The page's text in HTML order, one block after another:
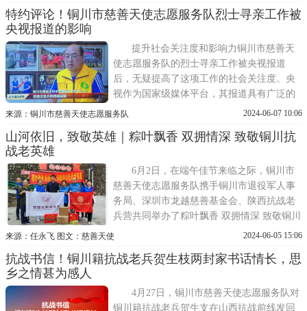
在向铜川市的幸存抗战老兵郜文秀、王忠、
怀。活动中，铜川市慈
特约评论！铜川市慈善天使志愿服务队烈士寻亲工作被
央视报道的影响
提升社会关注度和影响力铜川市慈善天
使志愿服务队的烈士寻亲工作被央视报道
后，无疑提高了这项工作的社会关注度。央
视作为国家级媒体平台，其报道具有广泛的
影响力，能够迅速将这项公益行动推向大众
的认识和支持，也为志愿团队带来了更多的
项重要的公益活动中来。
来源：铜川市慈善天使志愿服务队 2024-06-07 10:06
山河依旧，致敬英雄｜粽叶飘香 双拥情深 致敬铜川抗
战老英雄
6月2日，在端午佳节来临之际，铜川市
慈善天使志愿服务队携手铜川市退役军人事
务局、深圳市龙越慈善基金会、陕西抗战老
兵营共同举办了粽叶飘香 双拥情深 致敬铜川
抗战老英雄端午节主题慰问活动。此次活动
敬意和节日的祝福，将关爱送到每一位抗战
城，一直以来都高度重
来源：任永飞 图文：慈善天使 2024-06-05 15:06
抗战书信！铜川籍抗战老兵贺生枝两封家书话情长，思
乡之情甚为感人
4月27日，铜川市慈善天使志愿服务队对
铜川籍抗战老兵贺生支在山西抗战前线发回